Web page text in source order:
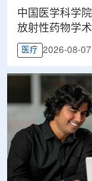
中国医学科学
放射性药物学
医疗 2026-08-07